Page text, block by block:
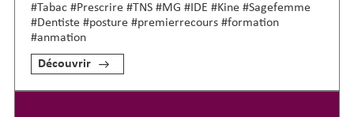
#Tabac #Prescrire #TNS #MG #IDE #Kine #Sagefemme
#Dentiste #posture #premierrecours #formation
#anmation
Découvrir